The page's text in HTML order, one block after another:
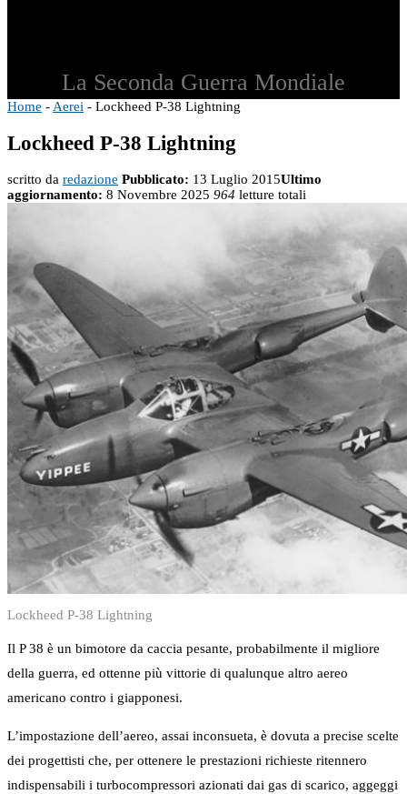
La Seconda Guerra Mondiale
Home - Aerei - Lockheed P-38 Lightning
Lockheed P-38 Lightning
scritto da redazione Pubblicato: 13 Luglio 2015Ultimo
aggiornamento: 8 Novembre 2025 964 letture totali
Lockheed P-38 Lightning
Il P 38 è un bimotore da caccia pesante, probabilmente il migliore
della guerra, ed ottenne più vittorie di qualunque altro aereo
americano contro i giapponesi.
L’impostazione dell’aereo, assai inconsueta, è dovuta a precise scelte
dei progettisti che, per ottenere le prestazioni richieste ritennero
indispensabili i turbocompressori azionati dai gas di scarico, aggeggi